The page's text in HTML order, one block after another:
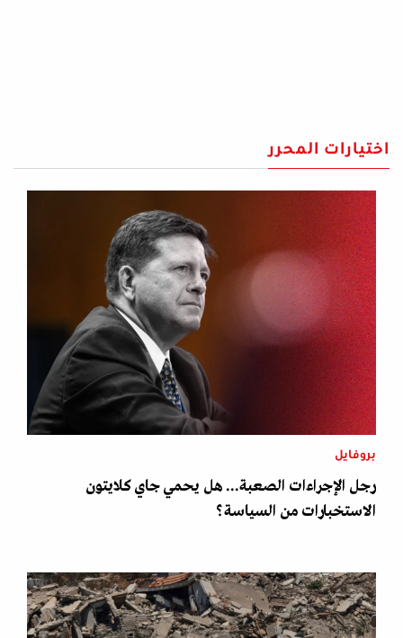
اختيارات المحرر
بروفايل
رجل الإجراءات الصعبة... هل يحمي جاي كلايتون
الاستخبارات من السياسة؟